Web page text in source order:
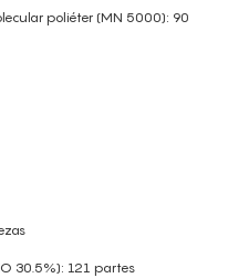
poliéter (MN 5000): 90
30.5%): 121 partes